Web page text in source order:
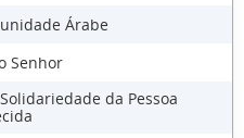
Árabe
Senhor
da Pessoa